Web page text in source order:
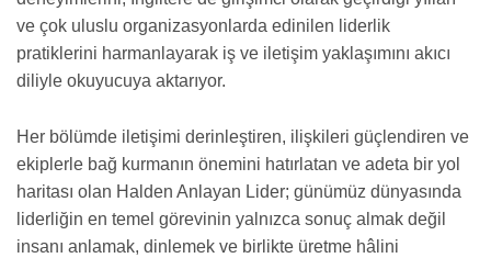
ve çok uluslu organizasyonlarda edinilen liderlik
pratiklerini harmanlayarak iş ve iletişim yaklaşımını akıcı
diliyle okuyucuya aktarıyor.
Her bölümde iletişimi derinleştiren, ilişkileri güçlendiren ve
ekiplerle bağ kurmanın önemini hatırlatan ve adeta bir yol
haritası olan Halden Anlayan Lider; günümüz dünyasında
liderliğin en temel görevinin yalnızca sonuç almak değil
insanı anlamak, dinlemek ve birlikte üretme hâlini